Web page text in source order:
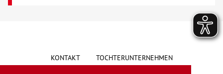
KONTAKT TOCHTERUNTERNEHMEN